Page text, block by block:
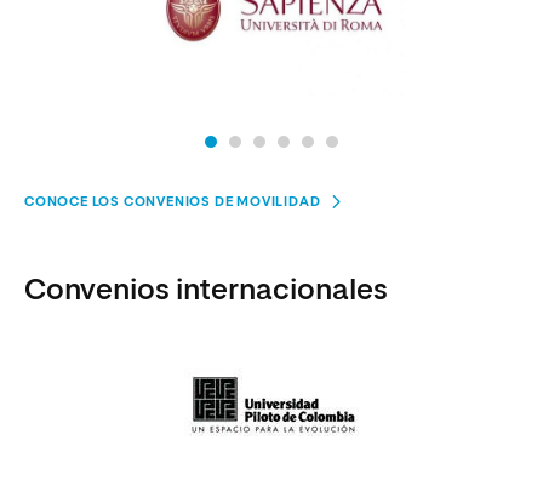
CONOCE LOS CONVENIOS DE MOVILIDAD
Convenios internacionales